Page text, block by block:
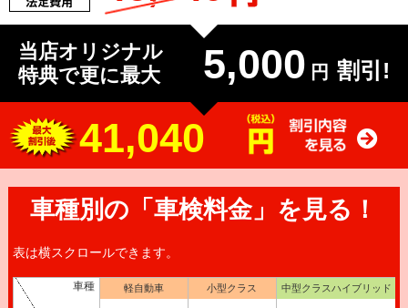
当店オリジナル
特典で更に最大
5,000 円 割引!
41,040
車種別の「車検料金」を見る！
表は横スクロールできます。
車種 軽自動車 小型クラス 中型クラスハイブリッド